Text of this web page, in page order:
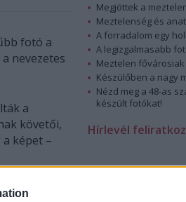
fotó a
a nevezetes
a
követői,
képet –
Megjöttek a
Meztelenség és
A forradalom egy
A legizgalmasabb
Meztelen fővárosiak
Készülőben a nagy
Nézd meg a 48-as
készült fotókat!
Hírlevél